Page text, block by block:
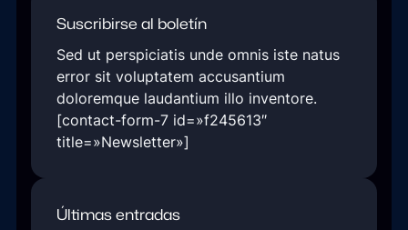
Suscribirse al boletín
Sed ut perspiciatis unde omnis iste natus
error sit voluptatem accusantium
doloremque laudantium illo inventore.
[contact-form-7 id=»f245613″
title=»Newsletter»]
Últimas entradas